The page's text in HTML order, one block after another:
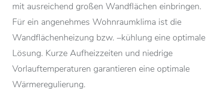
mit ausreichend großen Wandflächen einbringen.
Für ein angenehmes Wohnraumklima ist die
Wandflächenheizung bzw. –kühlung eine optimale
Lösung. Kurze Aufheizzeiten und niedrige
Vorlauftemperaturen garantieren eine optimale
Wärmeregulierung.